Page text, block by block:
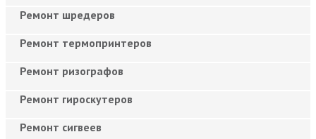
Ремонт шредеров
Ремонт термопринтеров
Ремонт ризографов
Ремонт гироскутеров
Ремонт сигвеев